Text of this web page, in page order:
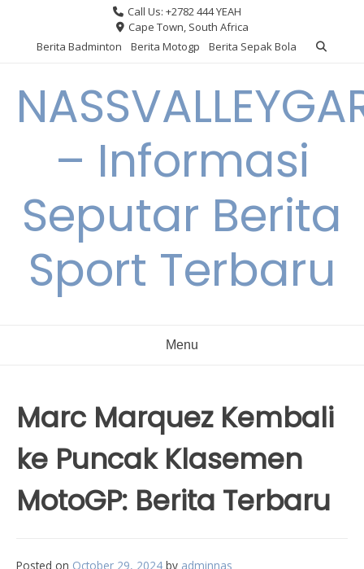
content
Call Us: +2782 444 YEAH
Cape Town, South Africa
Berita Badminton
Berita Motogp Berita Sepak Bola
– Informasi
Seputar Berita
Sport Terbaru
Menu
Marc Marquez Kembali
ke Puncak Klasemen
MotoGP: Berita Terbaru
Posted on October 29, 2024 by adminnas